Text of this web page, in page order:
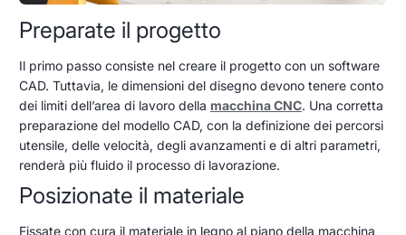
Preparate il progetto
Il primo passo consiste nel creare il progetto con un software
CAD. Tuttavia, le dimensioni del disegno devono tenere conto
dei limiti dell’area di lavoro della macchina CNC. Una corretta
preparazione del modello CAD, con la definizione dei percorsi
utensile, delle velocità, degli avanzamenti e di altri parametri,
renderà più fluido il processo di lavorazione.
Posizionate il materiale
Fissate con cura il materiale in legno al piano della macchina